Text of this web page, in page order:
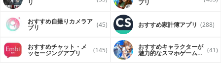
リ プリ
おすすめ自撮りカメラア
プリ (45) おすすめ家計簿アプリ (288)
おすすめチャット・メ
ッセージングアプリ (145) おすすめキャラクターが
魅力的なスマホゲームア (41)